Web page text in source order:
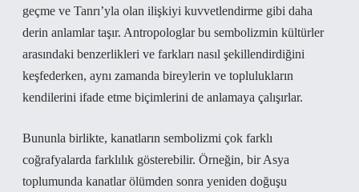
geçme ve Tanrı’yla olan ilişkiyi kuvvetlendirme gibi daha
derin anlamlar taşır. Antropologlar bu sembolizmin kültürler
arasındaki benzerlikleri ve farkları nasıl şekillendirdiğini
keşfederken, aynı zamanda bireylerin ve toplulukların
kendilerini ifade etme biçimlerini de anlamaya çalışırlar.
Bununla birlikte, kanatların sembolizmi çok farklı
coğrafyalarda farklılık gösterebilir. Örneğin, bir Asya
toplumunda kanatlar ölümden sonra yeniden doğuşu